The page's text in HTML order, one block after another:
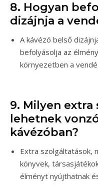
8. Hogyan
dizájnja a
A kávézó belső
befolyásolja az
környezetben a
9. Milyen
lehetnek
kávézóban?
Extra szolgáltatások,
könyvek,
élményt nyújthatnak